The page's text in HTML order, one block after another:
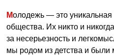
Молодежь — это уникальная по своей сути каста ячейка
общества. Их никто и
за несерьезность и
мы родом из детства и были